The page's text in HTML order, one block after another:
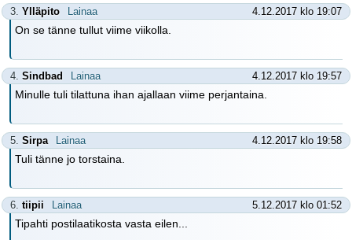
3. Ylläpito Lainaa 4.12.2017 klo 19:07
On se tänne tullut viime viikolla.
4. Sindbad Lainaa 4.12.2017 klo 19:57
Minulle tuli tilattuna ihan ajallaan viime perjantaina.
5. Sirpa Lainaa 4.12.2017 klo 19:58
Tuli tänne jo torstaina.
6. tiipii Lainaa 5.12.2017 klo 01:52
Tipahti postilaatikosta vasta eilen...